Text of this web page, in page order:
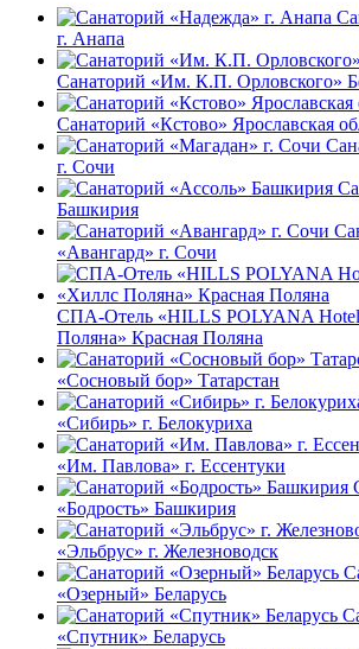
г. Анапа
Санаторий «Им. К.П. Орловского»
Санаторий «Кстово» Ярославская
г. Сочи
Башкирия
«Авангард» г. Сочи
СПА-Отель «HILLS POLYANA
Поляна» Красная Поляна
«Сосновый бор» Татарстан
«Сибирь» г. Белокуриха
«Им. Павлова» г. Ессентуки
«Бодрость» Башкирия
«Эльбрус» г. Железноводск
«Озерный» Беларусь
«Спутник» Беларусь